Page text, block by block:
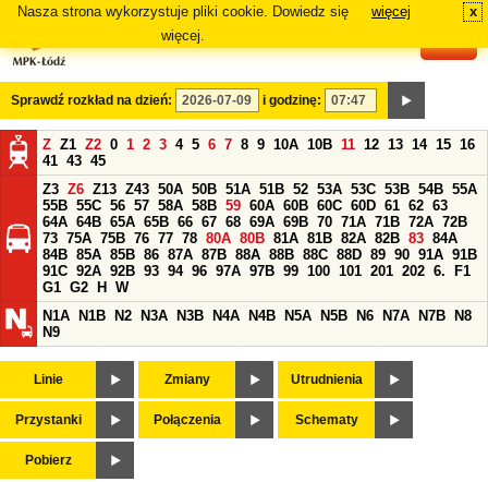
Nasza strona wykorzystuje pliki cookie. Dowiedz się
więcej.
więcej x
Sprawdź rozkład na dzień: i godzinę:
Z Z1 Z2 0 1 2 3 4 5 6 7 8 9 10A 10B 11 12 13 14 15 16
41 43 45
Z3 Z6 Z13 Z43 50A 50B 51A 51B 52 53A 53C 53B 54B 55A
55B 55C 56 57 58A 58B 59 60A 60B 60C 60D 61 62 63
64A 64B 65A 65B 66 67 68 69A 69B 70 71A 71B 72A 72B
73 75A 75B 76 77 78 80A 80B 81A 81B 82A 82B 83 84A
84B 85A 85B 86 87A 87B 88A 88B 88C 88D 89 90 91A 91B
91C 92A 92B 93 94 96 97A 97B 99 100 101 201 202 6.
F1
G1 G2 H
W
N1A
N1B N2 N3A N3B N4A N4B N5A N5B N6 N7A N7B
N8
N9
Linie Zmiany Utrudnienia
Przystanki Połączenia Schematy
Pobierz